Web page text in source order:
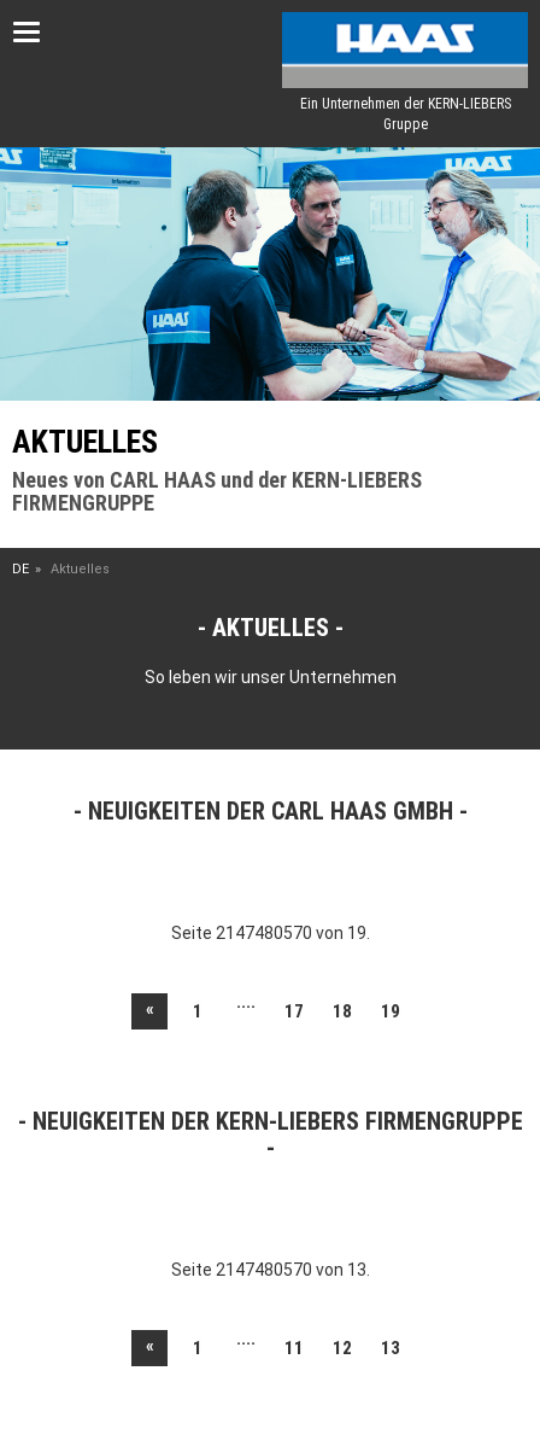
Toggle
Ein Unternehmen der KERN-LIEBERS
Gruppe
AKTUELLES
Neues von CARL HAAS und der KERN-LIEBERS
FIRMENGRUPPE
DE Aktuelles
AKTUELLES
So leben wir unser Unternehmen
NEUIGKEITEN DER CARL HAAS GMBH
Seite 2147480570 von 19.
« 1 .... 17 18 19
NEUIGKEITEN DER KERN-LIEBERS FIRMENGRUPPE
Seite 2147480570 von 13.
« 1 .... 11 12 13